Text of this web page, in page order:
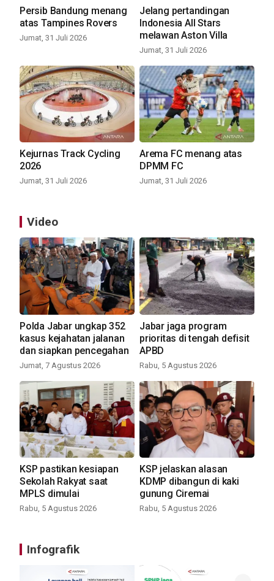
Persib Bandung menang
atas Tampines Rovers
Jumat, 31 Juli 2026
Jelang pertandingan
Indonesia All Stars
melawan Aston Villa
Jumat, 31 Juli 2026
Kejurnas Track Cycling
2026
Jumat, 31 Juli 2026
Arema FC menang atas
DPMM FC
Jumat, 31 Juli 2026
Video
Polda Jabar ungkap 352
kasus kejahatan jalanan
dan siapkan pencegahan
Jumat, 7 Agustus 2026
Jabar jaga program
prioritas di tengah defisit
APBD
Rabu, 5 Agustus 2026
KSP pastikan kesiapan
Sekolah Rakyat saat
MPLS dimulai
Rabu, 5 Agustus 2026
KSP jelaskan alasan
KDMP dibangun di kaki
gunung Ciremai
Rabu, 5 Agustus 2026
Infografik